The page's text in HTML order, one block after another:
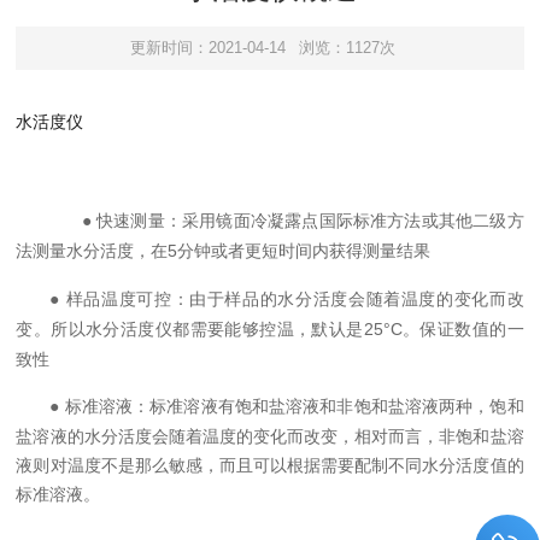
更新时间：2021-04-14 浏览：1127次
水活度仪
●快速测量： 采用镜面冷凝露点国际标准方法或其他二级方
法测量水分活度，在5分钟或者更短时间内获得测量结果
● 样品温度可控 ： 由于样品的水分活度会随着温度的变化而改
变。所以水分活度仪都需要能够控温，默认是25°C。保证数值的一
致性
● 标准溶液 ：标准溶液有饱和盐溶液和非饱和盐溶液两种，饱和
盐溶液的水分活度会随着温度的变化而改变，相对而言，非饱和盐溶
液则对温度不是那么敏感，而且可以根据需要配制不同水分活度值的
标准溶液。